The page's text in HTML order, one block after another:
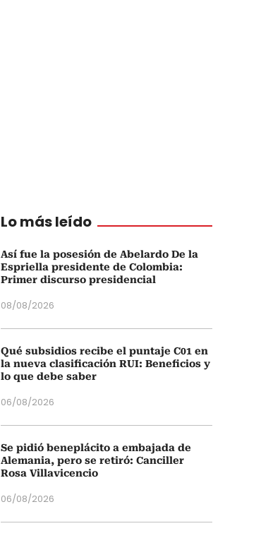
Lo más leído
Así fue la posesión de Abelardo De la
Espriella presidente de Colombia:
Primer discurso presidencial
08/08/2026
Qué subsidios recibe el puntaje C01 en
la nueva clasificación RUI: Beneficios y
lo que debe saber
06/08/2026
Se pidió beneplácito a embajada de
Alemania, pero se retiró: Canciller
Rosa Villavicencio
06/08/2026